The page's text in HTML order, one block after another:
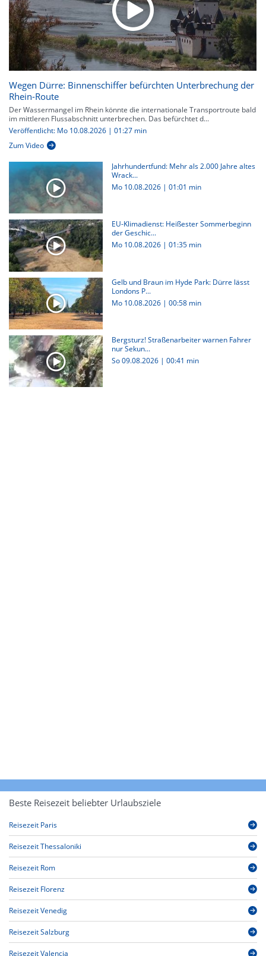
Wegen Dürre: Binnenschiffer befürchten Unterbrechung der
Rhein-Route
Der Wassermangel im Rhein könnte die internationale Transportroute bald
im mittleren Flussabschnitt unterbrechen. Das befürchtet d...
Veröffentlicht: Mo 10.08.2026 | 01:27 min
Zum Video
Jahrhundertfund: Mehr als 2.000 Jahre altes
Wrack...
Mo 10.08.2026 | 01:01 min
EU-Klimadienst: Heißester Sommerbeginn
der Geschic...
Mo 10.08.2026 | 01:35 min
Gelb und Braun im Hyde Park: Dürre lässt
Londons P...
Mo 10.08.2026 | 00:58 min
Bergsturz! Straßenarbeiter warnen Fahrer
nur Sekun...
So 09.08.2026 | 00:41 min
Beste Reisezeit beliebter Urlaubsziele
Reisezeit Paris
Reisezeit Thessaloniki
Reisezeit Rom
Reisezeit Florenz
Reisezeit Venedig
Reisezeit Salzburg
Reisezeit Valencia